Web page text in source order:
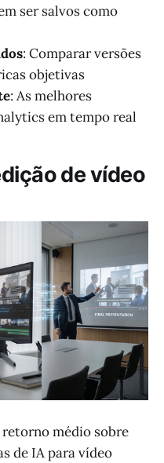
ser salvos como
: Comparar versões
objetivas
: As melhores
em tempo real
de vídeo
retorno médio sobre
de IA para vídeo